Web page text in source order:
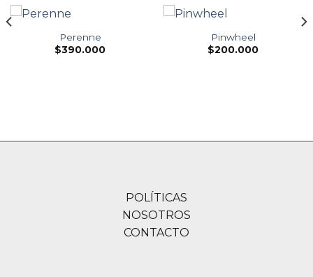
Perenne
$390.000
Pinwheel
$200.000
POLÍTICAS
NOSOTROS
CONTACTO